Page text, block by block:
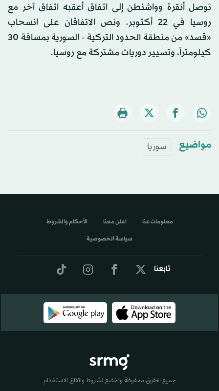
توصل أنقرة وواشنطن إلى اتفاق أعقبه اتفاق آخر مع
روسيا في 22 أكتوبر. ونص الاتفاقان على انسحاب
«قسد» من منطقة الحدود التركية - السورية بمسافة 30
كيلومتراً، وتسيير دوريات مشتركة مع روسيا.
مواضيع سوريا
تابعنا
معلومات عنا اعلن معنا الأحكام والشروط
سياسة الخصوصية
جميع الحقوق محفوظة وتخضع لشروط واتفاق الاستخدام